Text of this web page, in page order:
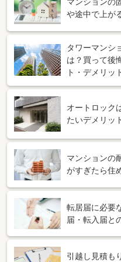
や途中で上が
タワーマンシ
は？買って後
ト・デメリッ
オートロック
たいデメリッ
マンションの
がすぎたら住
転居届に必要
届・転入届と
引越し見積も